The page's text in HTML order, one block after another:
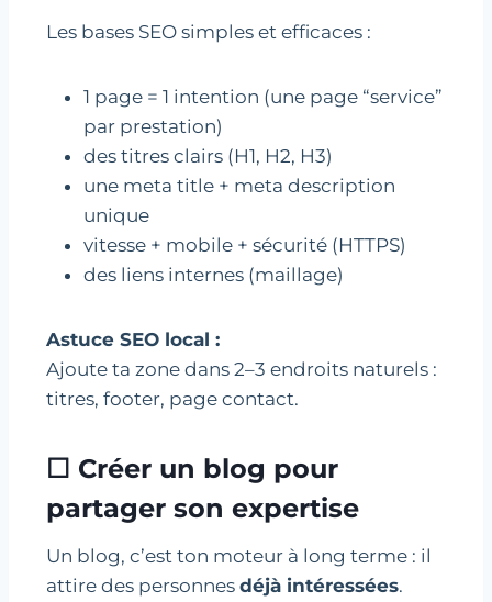
Les bases SEO simples et efficaces :
1 page = 1 intention (une page “service”
par prestation)
des titres clairs (H1, H2, H3)
une meta title + meta description
unique
vitesse + mobile + sécurité (HTTPS)
des liens internes (maillage)
Astuce SEO local :
Ajoute ta zone dans 2–3 endroits naturels :
titres, footer, page contact.
☐ Créer un blog pour
partager son expertise
Un blog, c’est ton moteur à long terme : il
attire des personnes déjà intéressées.